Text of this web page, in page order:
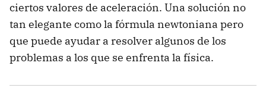
ciertos valores de aceleración. Una solución no
tan elegante como la fórmula newtoniana pero
que puede ayudar a resolver algunos de los
problemas a los que se enfrenta la física.